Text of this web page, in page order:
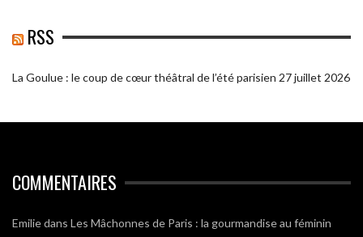
RSS
La Goulue : le coup de cœur théâtral de l’été parisien 27 juillet 2026
COMMENTAIRES
Emiliedans Les Mâchonnes de Paris : la gourmandise au féminin